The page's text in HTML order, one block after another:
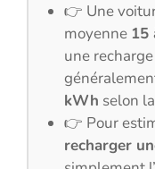
👉 Une
moyenne 15
une
kWh selon
👉 Pour
recharger